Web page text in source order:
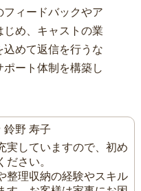
ィードバックやア
じめ、キャストの業
めて返信を行うな
ート体制を構築し
鈴野 寿子
実していますので、初め
ださい。
整理収納の経験やスキル